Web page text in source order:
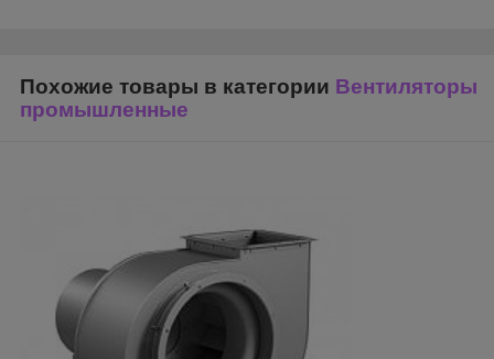
Похожие товары в категории Вентиляторы
промышленные